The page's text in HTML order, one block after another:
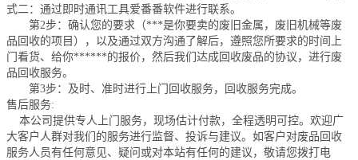
式二：通过即时通讯工具爱番番软件进行联系。
第2步：确认您的要求（***是你要卖的废旧金属，废旧机械等废
品回收的项目），以及通过双方沟通了解后，遵照您所要求的时间上
门看货、给你******的报价，然后我们达成回收废品的协议，进行废
品回收服务。
第3步：及时、准时进行上门回收服务，回收服务完成。
售后服务:
本公司提供专人上门服务，现场估计付款，全程透明可控。欢迎广
大客户人群对我们的服务进行监督、投诉与建议。如客户对废品回收
服务人员有任何意见、疑问或对本站有任何的建议，敬请您拨打电